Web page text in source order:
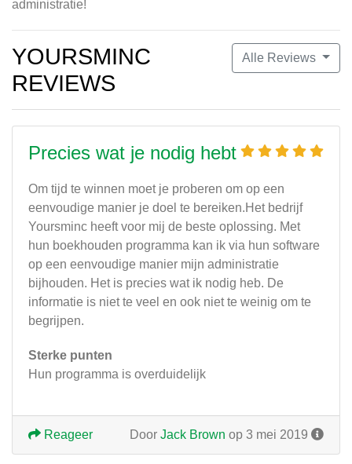
administratie!
Alle Reviews
YOURSMINC
REVIEWS
Precies wat je nodig hebt
Om tijd te winnen moet je proberen om op een
eenvoudige manier je doel te bereiken.Het bedrijf
Yoursminc heeft voor mij de beste oplossing. Met
hun boekhouden programma kan ik via hun software
op een eenvoudige manier mijn administratie
bijhouden. Het is precies wat ik nodig heb. De
informatie is niet te veel en ook niet te weinig om te
begrijpen.
Sterke punten
Hun programma is overduidelijk
Door Jack Brown op 3 mei 2019
Reageer